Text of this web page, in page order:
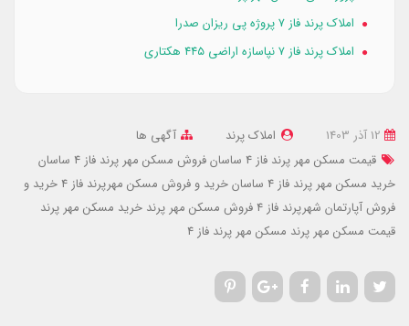
املاک پرند فاز ۷ پروژه پی ریزان صدرا
املاک پرند فاز ۷ نپاسازه اراضی ۴۴۵ هکتاری
املاک پرند
آگهی ها
قیمت مسکن مهر پرند فاز 4 ساسان
فروش مسکن مهر پرند فاز 4 ساسان
خرید مسکن مهر پرند فاز 4 ساسان
خرید و فروش مسکن مهرپرند فاز 4
خرید و
فروش آپارتمان شهرپرند فاز 4
فروش مسکن مهر پرند خرید مسکن مهر پرند
قیمت مسکن مهر پرند مسکن مهر پرند فاز 4